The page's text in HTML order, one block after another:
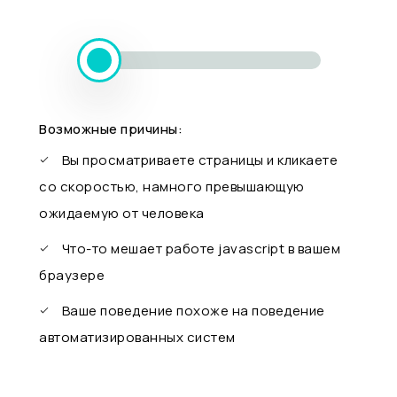
Возможные причины:
Вы просматриваете страницы и кликаете
со скоростью, намного превышающую
ожидаемую от человека
Что-то мешает работе javascript в вашем
браузере
Ваше поведение похоже на поведение
автоматизированных систем